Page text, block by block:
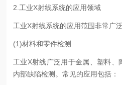
2.工业X射线系统的应用领域
工业X射线系统的应用范围非常广
(1)材料和零件检测
工业X射线广泛用于金属、塑料、
内部缺陷检测。常见的应用包括：